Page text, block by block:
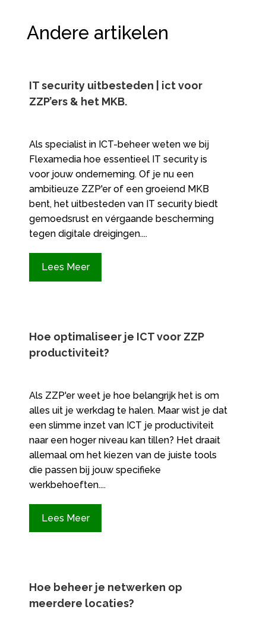
Andere artikelen
IT security uitbesteden | ict voor
ZZP’ers & het MKB.
Als specialist in ICT-beheer weten we bij
Flexamedia hoe essentieel IT security is
voor jouw onderneming. Of je nu een
ambitieuze ZZP'er of een groeiend MKB
bent, het uitbesteden van IT security biedt
gemoedsrust en vérgaande bescherming
tegen digitale dreigingen....
Lees Meer
Hoe optimaliseer je ICT voor ZZP
productiviteit?
Als ZZP'er weet je hoe belangrijk het is om
alles uit je werkdag te halen. Maar wist je dat
een slimme inzet van ICT je productiviteit
naar een hoger niveau kan tillen? Het draait
allemaal om het kiezen van de juiste tools
die passen bij jouw specifieke
werkbehoeften....
Lees Meer
Hoe beheer je netwerken op
meerdere locaties?